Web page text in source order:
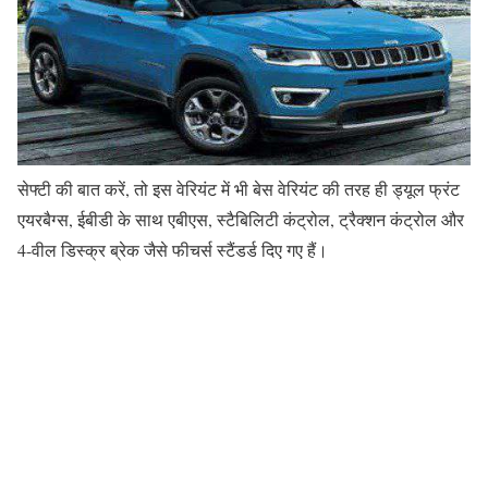
सेफ्टी की बात करें, तो इस वेरियंट में भी बेस वेरियंट की तरह ही ड्यूल फ्रंट
एयरबैग्स, ईबीडी के साथ एबीएस, स्टैबिलिटी कंट्रोल, ट्रैक्शन कंट्रोल और
4-वील डिस्क्र ब्रेक जैसे फीचर्स स्टैंडर्ड दिए गए हैं।